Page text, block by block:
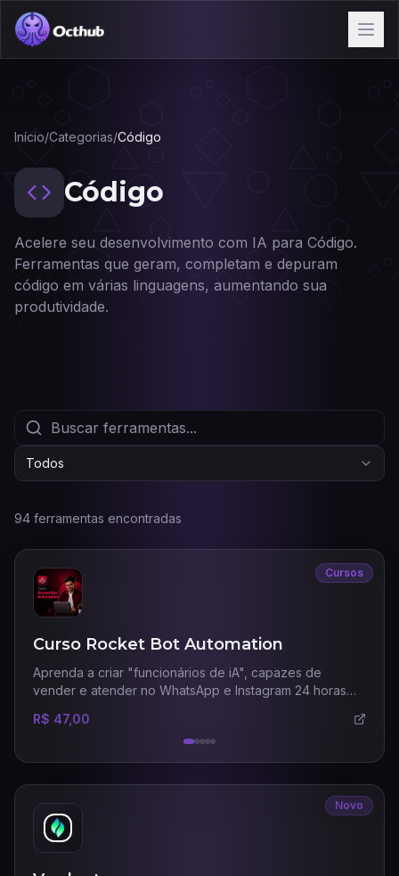
Início/Categorias/Código
Código
Acelere seu desenvolvimento com IA para Código.
Ferramentas que geram, completam e depuram
código em várias linguagens, aumentando sua
produtividade.
Todos
94 ferramentas encontradas
Cursos
Curso Rocket Bot Automation
Aprenda a criar "funcionários de iA", capazes de
vender e atender no WhatsApp e Instagram 24 horas
R$ 47,00
Novo